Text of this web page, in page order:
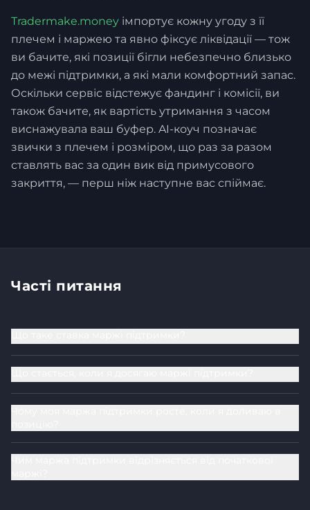
Tradermake.money імпортує кожну угоду з її
плечем і маржею та явно фіксує ліквідації — тож
ви бачите, які позиції бігли небезпечно близько
до межі підтримки, а які мали комфортний запас.
Оскільки сервіс відстежує фандинг і комісії, ви
також бачите, як вартість утримання з часом
виснажувала ваш буфер. AI-коуч позначає
звички з плечем і розміром, що раз за разом
ставлять вас за один вик від примусового
закриття, — перш ніж наступне вас спіймає.
Часті питання